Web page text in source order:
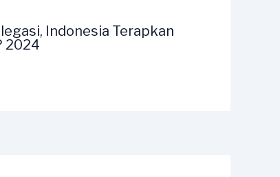
Indonesia Terapkan
2024